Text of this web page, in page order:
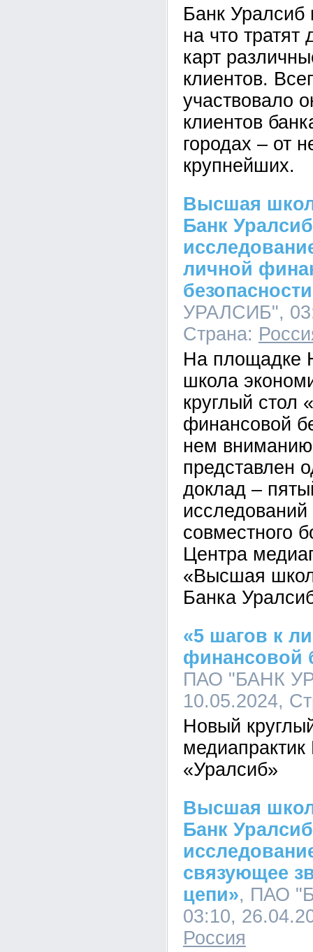
Банк Уралсиб
на что тратят
карт
клиентов.
участвовало
клиентов
городах – от
крупнейших.
Высшая
Банк
личной
УРАЛСИБ",
Страна:
На площадке
школа
круглый стол
финансовой
нем
представлен
доклад –
совместного
Центра
«Высшая
Банка
«5 шагов к
финансовой
ПАО "БАНК
10.05.2024,
Новый
«Уралсиб»
Высшая
Банк
связующее
цепи», ПАО
03:10,
Россия